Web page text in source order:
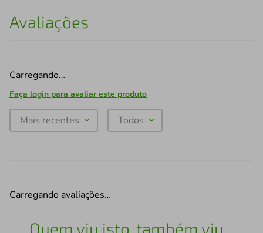
Avaliações
Carregando…
Faça login para avaliar este produto
Mais recentes Todos
Carregando avaliações…
Quem viu isto, também viu...